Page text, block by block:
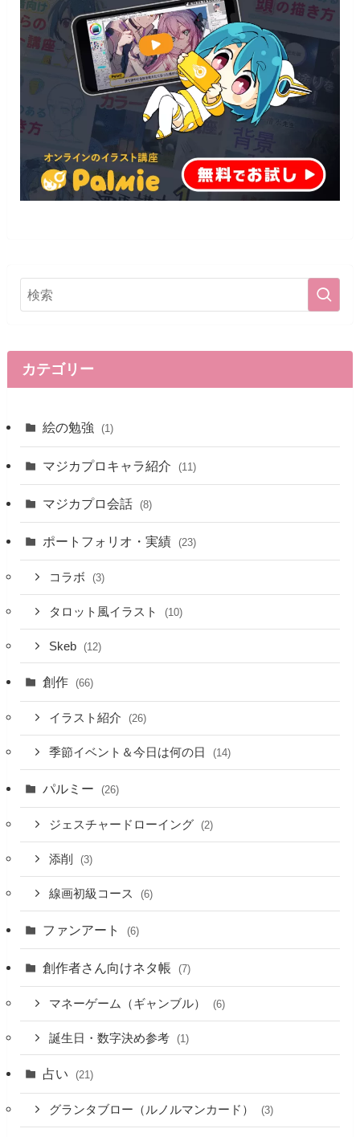
カテゴリー
絵の勉強 (1)
マジカプロキャラ紹介 (11)
マジカプロ会話 (8)
ポートフォリオ・実績 (23)
コラボ (3)
タロット風イラスト (10)
Skeb (12)
創作 (66)
イラスト紹介 (26)
季節イベント＆今日は何の日 (14)
パルミー (26)
ジェスチャードローイング (2)
添削 (3)
線画初級コース (6)
ファンアート (6)
創作者さん向けネタ帳 (7)
マネーゲーム（ギャンブル） (6)
誕生日・数字決め参考 (1)
占い (21)
グランタブロー（ルノルマンカード） (3)